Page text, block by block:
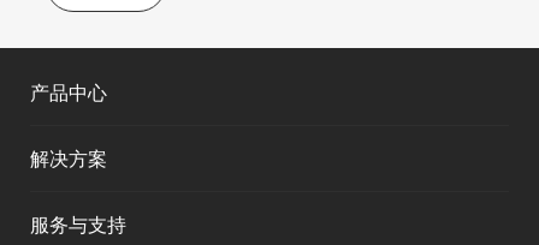
产品中心
解决方案
服务与支持